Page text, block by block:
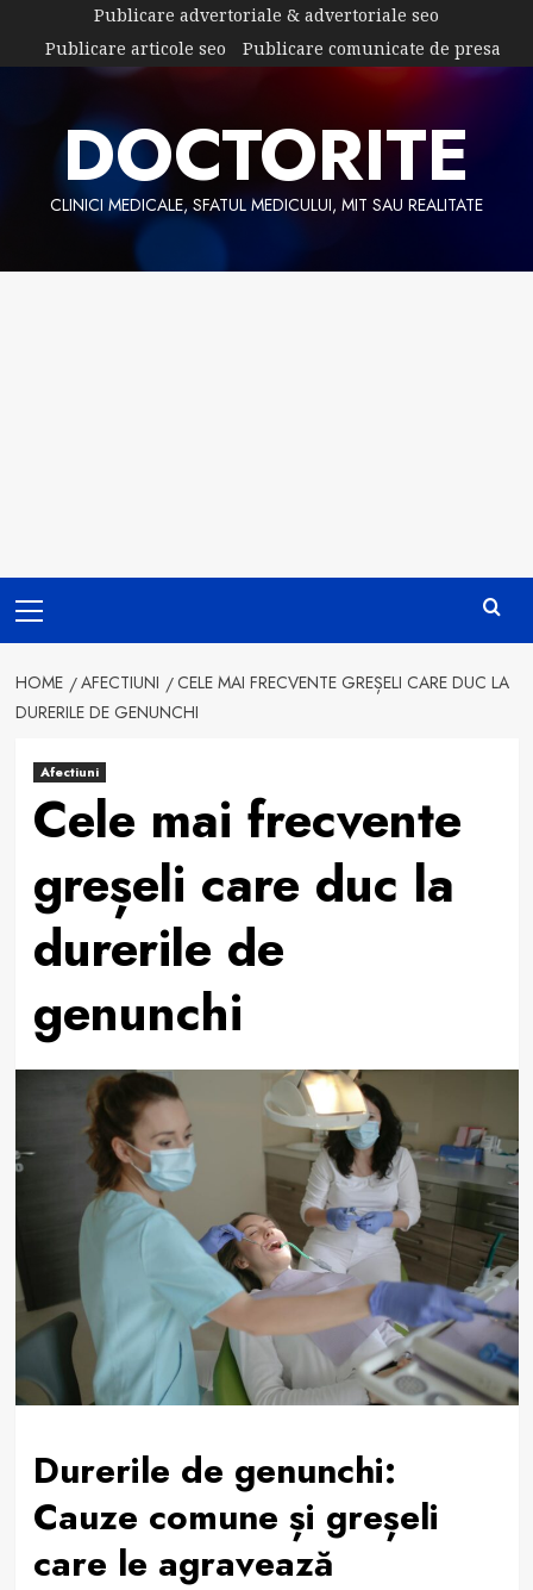
content
Publicare advertoriale & advertoriale seo
Publicare articole seo
Publicare comunicate de presa
DOCTORITE
CLINICI MEDICALE, SFATUL MEDICULUI, MIT SAU REALITATE
Menu
HOME AFECTIUNI
CELE MAI FRECVENTE GREȘELI CARE DUC LA
DURERILE DE GENUNCHI
Afectiuni
Cele mai frecvente
greșeli care duc la
durerile de
genunchi
Durerile de genunchi:
Cauze comune și greșeli
care le agravează